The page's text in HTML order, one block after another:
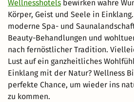
Wellnesshotels bewirken wahre
Körper, Geist und Seele in
moderne Spa- und
Beauty-Behandlungen und
nach fernöstlicher Tradition.
Lust auf ein ganzheitliches
Einklang mit der Natur? Wellness
perfekte Chance, um wieder ins
zu kommen.